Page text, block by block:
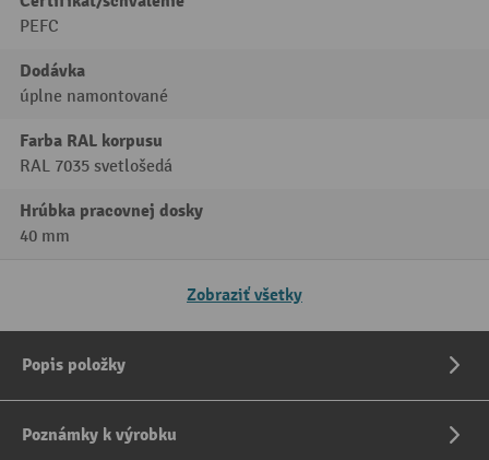
PEFC
Dodávka
úplne namontované
Farba RAL korpusu
RAL 7035 svetlošedá
Hrúbka pracovnej dosky
40 mm
Zobraziť všetky
Popis položky
Poznámky k výrobku